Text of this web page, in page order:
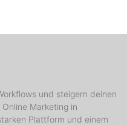
und steigern deinen
Marketing in
Plattform und einem